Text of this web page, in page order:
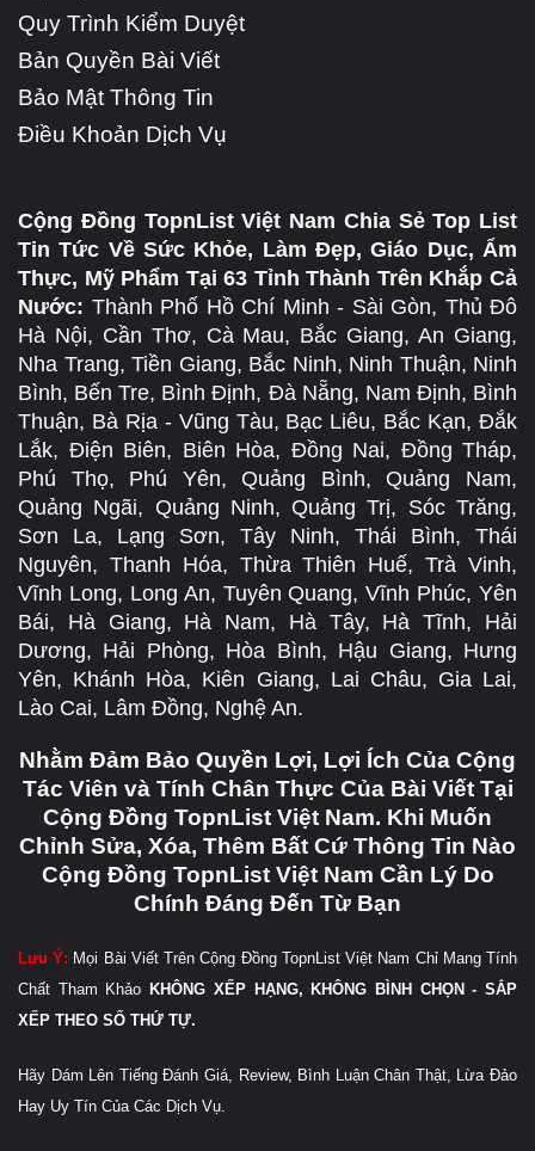
Quy Trình Kiểm Duyệt
Bản Quyền Bài Viết
Bảo Mật Thông Tin
Điều Khoản Dịch Vụ
Cộng Đồng TopnList Việt Nam Chia Sẻ Top List
Tin Tức Về Sức Khỏe, Làm Đẹp, Giáo Dục, Ẩm
Thực, Mỹ Phẩm Tại 63 Tỉnh Thành Trên Khắp Cả
Nước: Thành Phố Hồ Chí Minh - Sài Gòn, Thủ Đô
Hà Nội, Cần Thơ, Cà Mau, Bắc Giang, An Giang,
Nha Trang, Tiền Giang, Bắc Ninh, Ninh Thuận, Ninh
Bình, Bến Tre, Bình Định, Đà Nẵng, Nam Định, Bình
Thuận, Bà Rịa - Vũng Tàu, Bạc Liêu, Bắc Kạn, Đắk
Lắk, Điện Biên, Biên Hòa, Đồng Nai, Đồng Tháp,
Phú Thọ, Phú Yên, Quảng Bình, Quảng Nam,
Quảng Ngãi, Quảng Ninh, Quảng Trị, Sóc Trăng,
Sơn La, Lạng Sơn, Tây Ninh, Thái Bình, Thái
Nguyên, Thanh Hóa, Thừa Thiên Huế, Trà Vinh,
Vĩnh Long, Long An, Tuyên Quang, Vĩnh Phúc, Yên
Bái, Hà Giang, Hà Nam, Hà Tây, Hà Tĩnh, Hải
Dương, Hải Phòng, Hòa Bình, Hậu Giang, Hưng
Yên, Khánh Hòa, Kiên Giang, Lai Châu, Gia Lai,
Lào Cai, Lâm Đồng, Nghệ An.
Nhằm Đảm Bảo Quyền Lợi, Lợi Ích Của Cộng
Tác Viên và Tính Chân Thực Của Bài Viết Tại
Cộng Đồng TopnList Việt Nam. Khi Muốn
Chỉnh Sửa, Xóa, Thêm Bất Cứ Thông Tin Nào
Cộng Đồng TopnList Việt Nam Cần Lý Do
Chính Đáng Đến Từ Bạn
Lưu Ý: Mọi Bài Viết Trên Cộng Đồng TopnList Việt Nam Chỉ Mang Tính
Chất Tham Khảo KHÔNG XẾP HẠNG, KHÔNG BÌNH CHỌN - SẮP
XẾP THEO SỐ THỨ TỰ.
Hãy Dám Lên Tiếng Đánh Giá, Review, Bình Luận Chân Thật, Lừa Đảo
Hay Uy Tín Của Các Dịch Vụ.